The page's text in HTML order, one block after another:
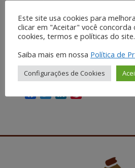
Publicação
Frontiers of Biogeography,
10, 2012.
Facebook
TwitterLinkedIn
Pinterest
Este site usa cookies para
clicar em "Aceitar" você concorda
cookies, termos e políticas do site.
Saiba mais em nossa Política de
Configurações de Cookies